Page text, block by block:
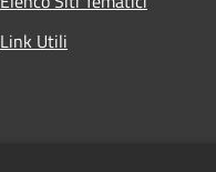
Link Utili